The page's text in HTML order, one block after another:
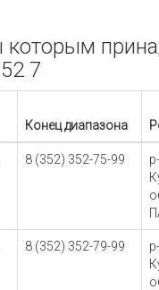
которым
7
Конец диапазона
8 (352) 352-75-99
8 (352) 352-79-99